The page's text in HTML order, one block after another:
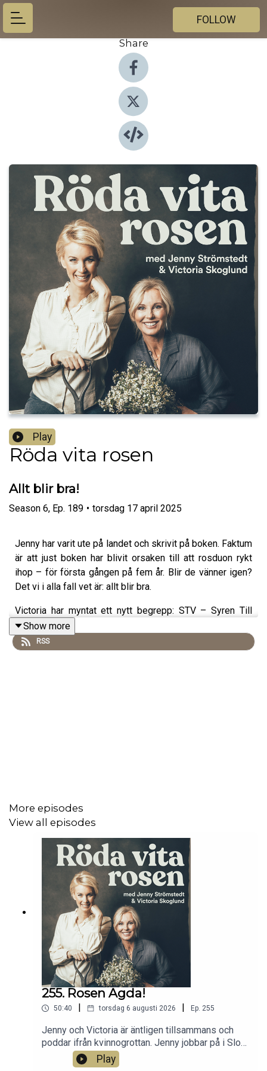
FOLLOW
Share
Play
Röda vita rosen
Allt blir bra!
Season 6, Ep. 189 • torsdag 17 april 2025
Jenny har varit ute på landet och skrivit på boken. Faktum
är att just boken har blivit orsaken till att rosduon rykt
ihop – för första gången på fem år. Blir de vänner igen?
Det vi i alla fall vet är: allt blir bra.
Victoria har myntat ett nytt begrepp: STV – Syren Till
Vänster. För syrener behöver inte alltid vara perfekta,
ibland är de som vackrast när de är lite brokiga.
Show more
RSS
More episodes
View all episodes
255. Rosen Agda!
50:40 torsdag 6 augusti 2026 Ep. 255
Jenny och Victoria är äntligen tillsammans och
poddar ifrån kvinnogrottan. Jenny jobbar på i Slow
Horse-bunkern och förbereder de kommande
maratonsändningarna med partiledarutfrågning.
Play